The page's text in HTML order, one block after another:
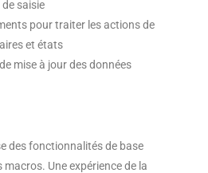
saisie
pour traiter les actions de
et états
mise à jour des données
des fonctionnalités de base
macros. Une expérience de la